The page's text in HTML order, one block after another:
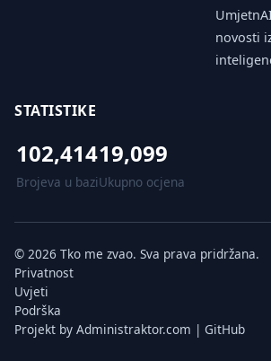
novosti
STATISTIKE
102,414
Brojeva u bazi
19,099
Ukupno ocjena
© 2026 Tko me zvao. Sva prava pridržana.
Privatnost
Uvjeti
Podrška
Projekt by Administraktor.com | GitHub